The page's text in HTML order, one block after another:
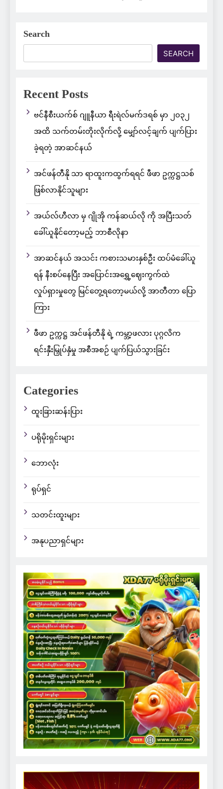
Search
SEARCH
Recent Posts
ဗင်နီစီးယက်စ် ဂျူနီယာ ရီးရဲလ်မက်ဒရစ် မှာ ၂၀၃၂
အထိ သက်တမ်းတိုးလိုက်လို့ မျှော်လင့်ချက် ပျက်ပြား
ခဲ့ရတဲ့ အာဆင်နယ်
အင်ဖန်တီနို သာ ရာထူးကထွက်ရရင် ဖီဖာ ဥက္ကဋ္ဌသစ်
ဖြစ်လာနိုင်သူများ
အယ်လ်ဟီလာ မှ ဂျိုအို ကန်ဆယ်လို ကို အပြီးသတ်
ခေါ်ယူနိုင်တော့မည့် ဘာစီလိုနာ
အာဆင်နယ် အသင်း ကစားသမားနှစ်ဦး ထပ်မံခေါ်ယူ
ရန် နီးစပ်နေပြီး အပြောင်းအရွှေ့ဈေးကွက်ထဲ
လှုပ်ရှားမှုတွေ မြင်တွေ့ရတော့မယ်လို့ အာတီတာ ပြော
ကြား
ဖီဖာ ဥက္ကဋ္ဌ အင်ဖန်တီနို ရဲ့ ကမ္ဘာ့ဖလား ပုဂ္ဂလိက
ရင်းနှီးမြှုပ်နှံမှု အစီအစဉ် ပျက်ပြယ်သွားခြင်း
Categories
ထူးခြားဆန်းပြား
ပရိုမိုးရှင်းများ
ဘောလုံး
ရုပ်ရှင်
သတင်းထူးများ
အနုပညာရှင်များ